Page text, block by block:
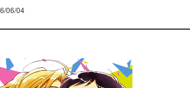
06/04